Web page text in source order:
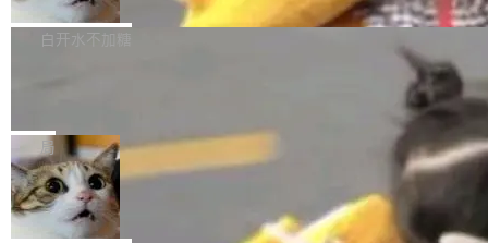
hwlib 硬件 API 库的一部分，命令行工具负责查
ation 就曝出她将重回 OpenAI，负责递归自我
改进方向的研究。她是 Thinking Machines 过
一在人才争夺战中失血的公司。六月，Google
连失两员大将：Noam Shazeer 去了 Op...
FFmpeg 9.0 现已发布，包含多项改进。官方更
新日志列出的 9.0 版本主要更新内容如下： 扩
er HE-AAC 960 解码 (DAB+) transpose_cuda
filter 添加 AMF Frame Rate Converter (vf_frc
_amf) filter SMPTE 2094-50 元数据支持和直
通 ProRes RAW VideoToolbox 硬件加速器 AP
白开水不加糖
Code 在 X 上发帖：「DeepSeek Flash did 8T
tokens on August 1st. 5T of free usage + 3T
on OpenCode Go.」79.8 万次浏览，连带着 #
DeepSeek一天消耗了8万亿# 上了微博热搜——
局
NetBSD 11.0 正式发布
NetBSD 11.0 现已正式发布，这是 NetBSD 操